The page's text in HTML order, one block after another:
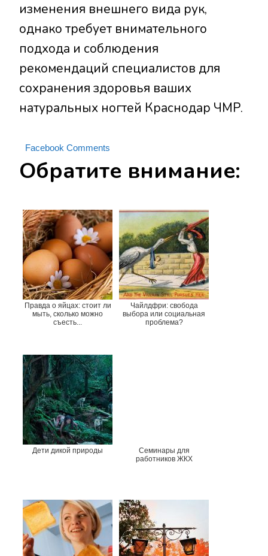
изменения внешнего вида рук,
однако требует внимательного
подхода и соблюдения
рекомендаций специалистов для
сохранения здоровья ваших
натуральных ногтей Краснодар ЧМР.
Facebook Comments
Обратите внимание:
Правда о яйцах: стоит ли
мыть, сколько можно
съесть...
Чайлдфри: свобода
выбора или социальная
проблема?
Дети дикой природы
Семинары для
работников ЖКХ